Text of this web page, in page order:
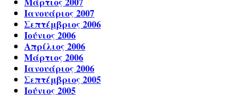
Ιανουάριος 2007
Σεπτέμβριος 2006
Ιούνιος 2006
Απρίλιος 2006
Μάρτιος 2006
Ιανουάριος 2006
Σεπτέμβριος 2005
Ιούνιος 2005